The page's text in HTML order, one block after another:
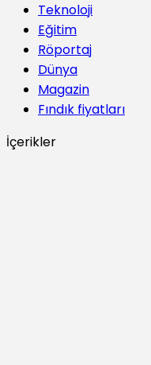
Teknoloji
Eğitim
Röportaj
Dünya
Magazin
Fındık fiyatları
İçerikler